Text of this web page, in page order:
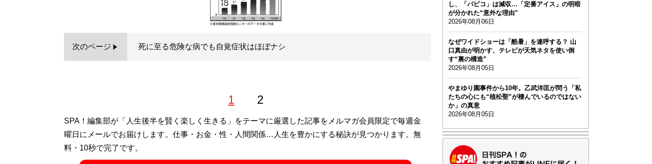
次のページ 死に至る危険な病でも自覚症状はほぼナシ
1 2
SPA！編集部が「人生後半を賢く楽しく生きる」をテーマに厳選した記事をメルマガ会員限定で毎週金
曜日にメールでお届けします。仕事・お金・性・人間関係…人生を豊かにする秘訣が見つかります。無
料・10秒で完了です。
し、「パピコ」は減収…「定番アイス」の明暗
が分かれた“意外な理由”
2026年08月06日
なぜワイドショーは「酷暑」を連呼する？ 山
口真由が明かす、テレビが天気ネタを使い倒
す“裏の構造”
2026年08月05日
やまゆり園事件から10年。乙武洋匡が問う「私
たちの心にも“植松聖”が棲んでいるのではない
か」の真意
2026年08月05日